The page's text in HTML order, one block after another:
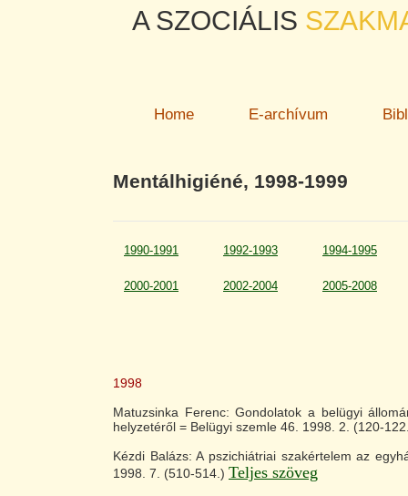
A SZOCIÁLIS
Home E-archívum
Mentálhigiéné, 1998-1999
1990-1991 1992-1993 1994-1995
2000-2001 2002-2004 2005-2008
1998
Matuzsinka Ferenc: Gondolatok a belügyi
helyzetéről = Belügyi szemle 46. 1998. 2. (120-
Kézdi Balázs: A pszichiátriai szakértelem az
1998. 7. (510-514.) Teljes szöveg